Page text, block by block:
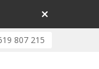
807 215